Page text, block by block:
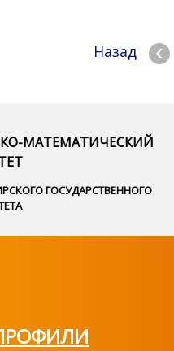
Назад
МАТЕМАТИЧЕСКИЙ
ГОСУДАРСТВЕННОГО